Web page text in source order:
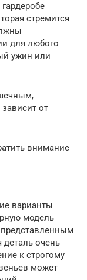
стремится
для любого
ужин или
от
внимание
варианты
модель
очень
к строгому
может